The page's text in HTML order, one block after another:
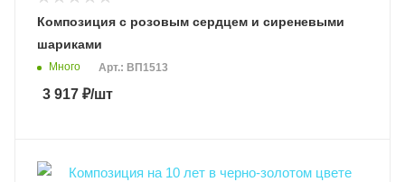
Композиция с розовым сердцем и сиреневыми
шариками
Много Арт.: ВП1513
3 917 ₽/шт